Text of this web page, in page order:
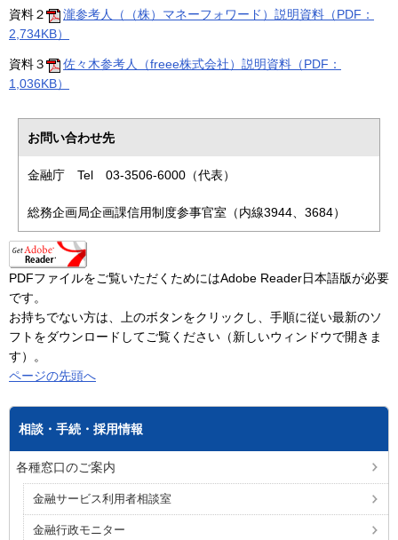
資料２
瀧参考人（（株）マネーフォワード）説明資料（PDF：
2,734KB）
資料３
佐々木参考人（freee株式会社）説明資料（PDF：
1,036KB）
お問い合わせ先
金融庁 Tel 03-3506-6000（代表）
総務企画局企画課信用制度参事官室（内線3944、3684）
PDFファイルをご覧いただくためにはAdobe Reader日本語版が必要
です。
お持ちでない方は、上のボタンをクリックし、手順に従い最新のソ
フトをダウンロードしてご覧ください（新しいウィンドウで開きま
す）。
ページの先頭へ
相談・手続・採用情報
各種窓口のご案内
金融サービス利用者相談室
金融行政モニター